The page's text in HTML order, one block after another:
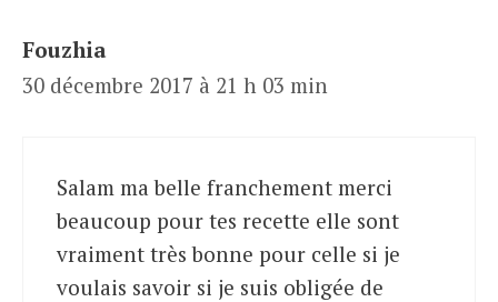
Fouzhia
30 décembre 2017 à 21 h 03 min
Salam ma belle franchement merci
beaucoup pour tes recette elle sont
vraiment très bonne pour celle si je
voulais savoir si je suis obligée de